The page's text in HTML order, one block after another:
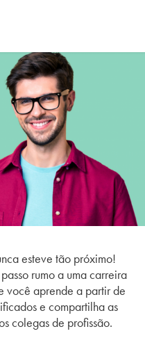
SOLICITE INFORMAÇÕES
LOGIN
esteve tão próximo!
rumo a uma carreira
você aprende a partir de
e compartilha as
colegas de profissão.